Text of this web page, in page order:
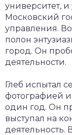
университет,
Московский
управления.
полон
город. Он
деятельности.
Глеб испытал
фотографией
один год. Он
выступал на
деятельность.